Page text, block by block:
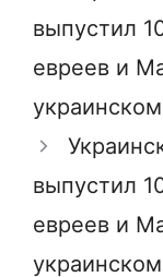
выпустил
евреев и
выпустил
евреев и